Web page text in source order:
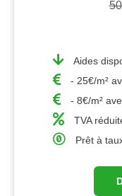
50
Aides
- 25€/m²
- 8€/m²
TVA
Prêt à